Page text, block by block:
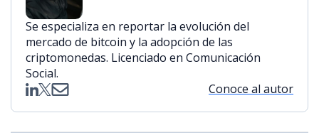
Se especializa en reportar la evolución del
mercado de bitcoin y la adopción de las
criptomonedas. Licenciado en Comunicación
Social.
Conoce al autor